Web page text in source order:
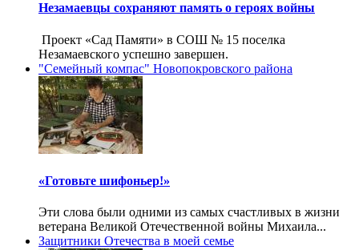
Незамаевцы сохраняют память о героях войны
Проект «Сад Памяти» в СОШ № 15 поселка
Незамаевского успешно завершен.
"Семейный компас" Новопокровского района
«Готовьте шифоньер!»
Эти слова были одними из самых счастливых в жизни
ветерана Великой Отечественной войны Михаила...
Защитники Отечества в моей семье